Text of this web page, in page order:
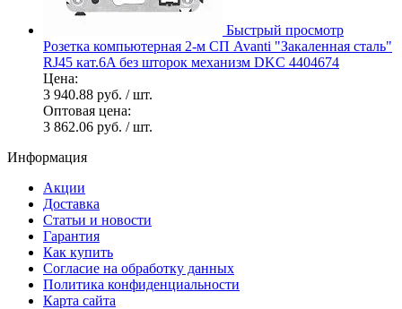
Быстрый просмотр
Розетка компьютерная 2-м СП Avanti "Закаленная сталь"
RJ45 кат.6A без шторок механизм DKC 4404674
Цена:
3 940.88 руб. / шт.
Оптовая цена:
3 862.06 руб. / шт.
Информация
Акции
Доставка
Статьи и новости
Гарантия
Как купить
Согласие на обработку данных
Политика конфиденциальности
Карта сайта